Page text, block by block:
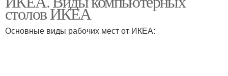
столов ИКЕА
Основные виды рабочих мест от ИКЕА: